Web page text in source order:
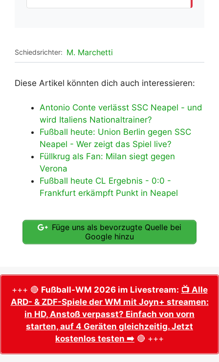
Schiedsrichter: M. Marchetti
Diese Artikel könnten dich auch interessieren:
Antonio Conte verlässt SSC Neapel - und
wird Italiens Nationaltrainer?
Fußball heute: Union Berlin gegen SSC
Neapel - Wer zeigt das Spiel live?
Füllkrug als Fan: Milan siegt gegen
Verona
Fußball heute CL Ergebnis - 0:0 -
Frankfurt erkämpft Punkt in Neapel
Füge uns als bevorzugte Quelle bei
Google hinzu
+++ 🔴 Fußball-WM 2026 im Livestream: 📺 Alle
ARD- & ZDF-Spiele der WM mit Joyn+ streamen:
in HD, Anstoß verpasst? Einfach von vorn
starten, auf 4 Geräten gleichzeitig. Jetzt
kostenlos testen ➡️ 🔴 +++